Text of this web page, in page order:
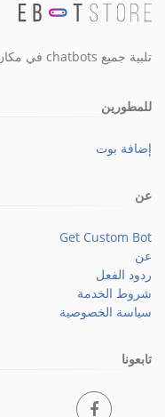
تلبية جميع chatbots في مكان واحد!
للمطورين
إضافة بوت
عن
Get Custom Bot
عن
ردود الفعل
شروط الخدمة
سياسة الخصوصية
تابعونا